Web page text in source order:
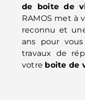
de boite de
RAMOS met à
reconnu et
ans pour
travaux de
votre boite de